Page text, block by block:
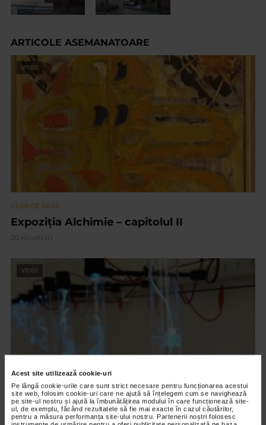
Acest site utilizează cookie-uri
Pe lângă cookie-urile care sunt strict necesare pentru funcționarea acestui
site web, folosim cookie-uri care ne ajută să înțelegem cum se navighează
pe site-ul nostru și ajută la îmbunătățirea modului în care funcționează site-
ul, de exemplu, făcând rezultatele să fie mai exacte în cazul căutărilor,
pentru a măsura performanța site-ului nostru. Partenerii noștri folosesc
ARTICOLE ASEMANATOARE
VIDEO
CLIPA DE ARTA
Expoziția Alchimie – capitolul II
20 vizualizari
VIDEO
CLIPA DE ARTA